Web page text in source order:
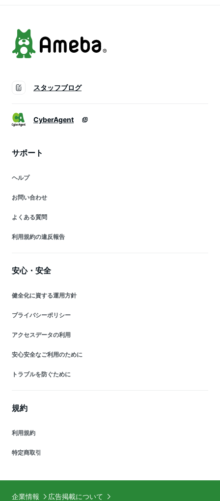
スタッフブログ
CyberAgent
サポート
ヘルプ
お問い合わせ
よくある質問
利用規約の違反報告
安心・安全
健全化に資する運用方針
プライバシーポリシー
アクセスデータの利用
安心安全なご利用のために
トラブルを防ぐために
規約
利用規約
特定商取引
企業情報 広告掲載について